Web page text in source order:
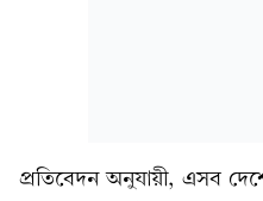
প্রতিবেদন অনুযায়ী, এসব